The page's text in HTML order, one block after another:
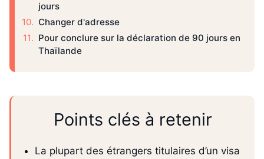
jours
Changer d'adresse
Pour conclure sur la déclaration de 90 jours en
Thaïlande
Points clés à retenir
La plupart des étrangers titulaires d’un visa